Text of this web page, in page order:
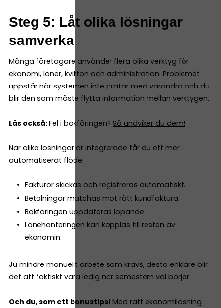
Steg 5: Låt olika lösningar
samverka
Många företagare använder flera olika verktyg för
ekonomi, löner, kvitton och administration. Problemet
uppstår när systemen inte pratar med varandra och du
blir den som måste flytta information mellan verktygen.
Läs också:Fel i bokföringen? Så undviker du dem!
När olika lösningar är integrerade får du ett mer
automatiserat flöde:
Fakturor skickas och registreras automatiskt.
Betalningar matchas mot rätt kundfaktura.
Bokföringen uppdateras löpande.
Lönehanteringen kan kopplas till resten av
ekonomin.
Ju mindre manuellt arbete som krävs, desto enklare blir
det att faktiskt vara ledig när semestern väl börjar.
Och du, som ett bonustips! Med rätt ekonomilösning